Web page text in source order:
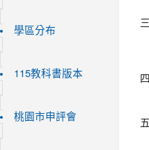
學區分布
115教科書版本
桃園市申評會